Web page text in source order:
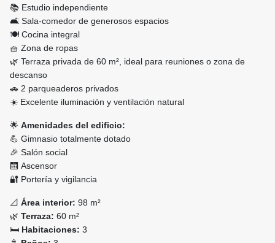
📚 Estudio independiente
🛋️ Sala-comedor de generosos espacios
🍽️ Cocina integral
🧺 Zona de ropas
🌿 Terraza privada de 60 m², ideal para reuniones o zona de
descanso
🚗 2 parqueaderos privados
☀️ Excelente iluminación y ventilación natural
🌟 Amenidades del edificio:
💪 Gimnasio totalmente dotado
🎉 Salón social
🛗 Ascensor
🔐 Portería y vigilancia
📐 Área interior: 98 m²
🌿 Terraza: 60 m²
🛏️ Habitaciones: 3